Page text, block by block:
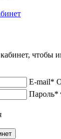
чтобы
E-mail*
Пароль*